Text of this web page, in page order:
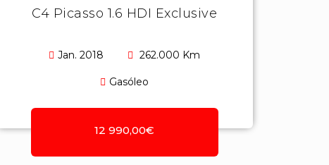
C4 Picasso 1.6 HDI Exclusive
Jan. 2018 262.000 Km
Gasóleo
12 990,00€